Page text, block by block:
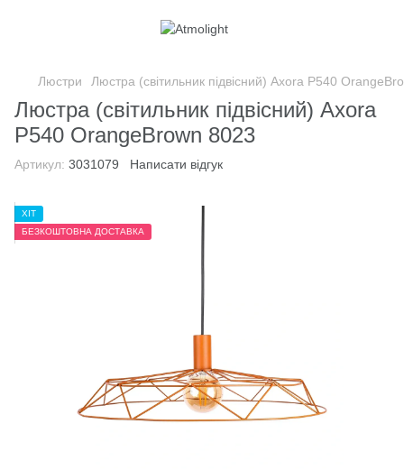
Люстри Люстра (світильник підвісний) Axora P540
Люстра (світильник підвісний) Axora
P540 OrangeBrown 8023
Артикул: 3031079 Написати відгук
ХІТ
БЕЗКОШТОВНА ДОСТАВКА